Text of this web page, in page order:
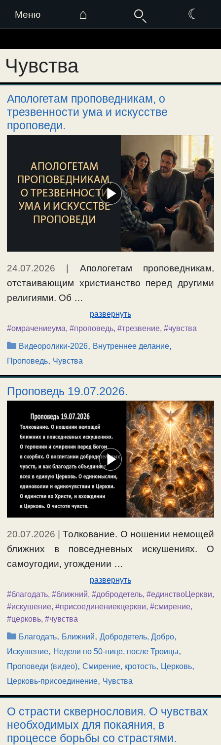
Меню ⌂ ☾
к
содержимому
Чувства
Апологетам проповедникам, о
трезвенности ума и искусстве
проповеди.
24.07.2026 | Апологетам проповедникам,
отстаивающим христианство перед другими
религиями. Об …
развернуть
#омрачениеума, #проповедь, #трезвение, #чувства
Рубрики
Видеоролики-2026, Внутреннее делание,
Проповедь, Чувства
Проповедь 19.07.2026.
20.07.2026 |Толкование. О ношении немощей
ближних в повседневных искушениях. О
самоугодии, угождении …
развернуть
#благодать, #ближний, #добродетель, #единствоЦеркви,
#искушение, #присоединениекцеркви, #смирение,
#церковь, #чувства
Рубрики
Благодать, Ближний,Добродетель, Добро,
Искушение, Недели по 50-нице, после Троицы,
Проповеди (видео), Смирение, кротость, Церковь,
Церковь-присоединение, Чувства
О страсти сквернословия. О чувствах
необходимых для покаяния, в
процессе борьбы со страстями.